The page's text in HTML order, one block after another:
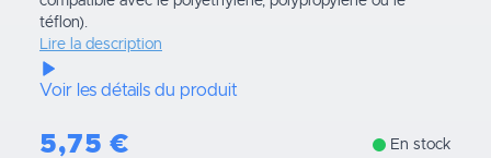
téflon).
Lire la description
Voir les détails du produit
5,75 € En stock